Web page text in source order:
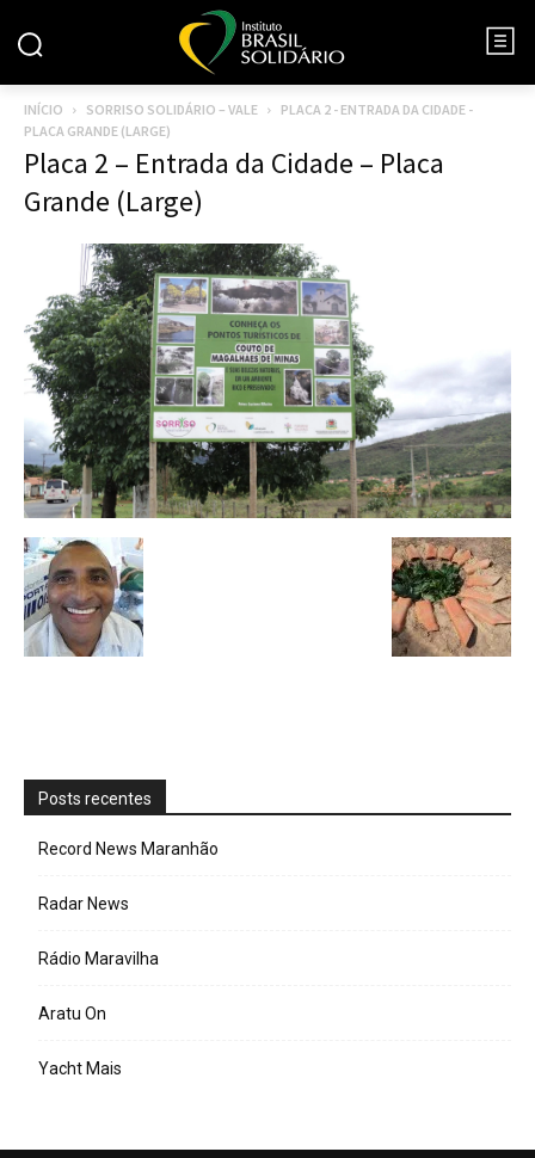
INÍCIO SORRISO SOLIDÁRIO – VALE
PLACA 2 - ENTRADA DA CIDADE -
PLACA GRANDE (LARGE)
Placa 2 – Entrada da Cidade – Placa
Grande (Large)
Posts recentes
Record News Maranhão
Radar News
Rádio Maravilha
Aratu On
Yacht Mais